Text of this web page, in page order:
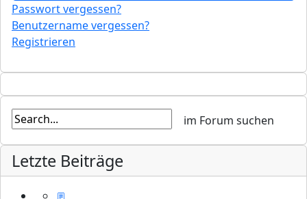
Passwort vergessen?
Benutzername vergessen?
Registrieren
Letzte Beiträge